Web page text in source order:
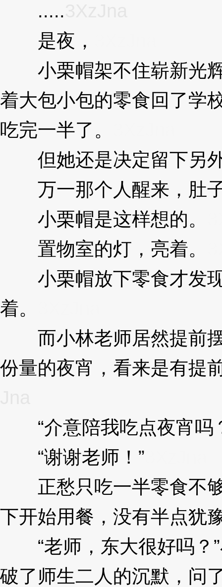
.....
是夜，
小栗帽架不住崭新光辉
着大包小包的零食回了
吃完一半了。
但她还是决定留下另
万一那个人醒来，肚
小栗帽是这样想的。
置物室的灯，亮着。
小栗帽放下零食才发现
着。
而小林老师居然提前摆
份量的夜宵，看来是有提
“介意陪我吃点夜宵吗
“谢谢老师！”
正愁只吃一半零食不够
下开始用餐，没有半点犹
“老师，东大很好吗？”
破了师生二人的沉默，问